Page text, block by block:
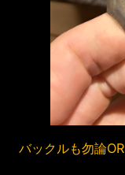
バックルも勿論